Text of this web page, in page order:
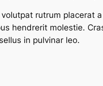
rutrum placerat
hendrerit molestie.
in pulvinar leo.